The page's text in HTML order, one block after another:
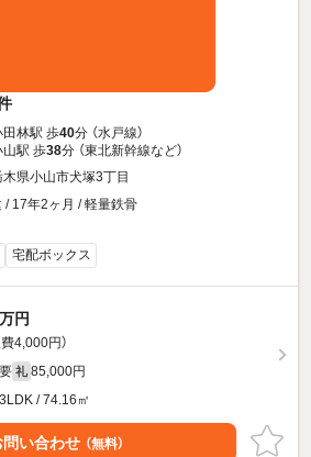
田林駅 歩40分 （水戸線）
山駅 歩38分 （東北新幹線など）
木県小山市犬塚3丁目
/ 17年2ヶ月 / 軽量鉄骨
宅配ボックス
万円
費4,000円）
礼 85,000円
/ 74.16㎡
問い合わせ （無料）